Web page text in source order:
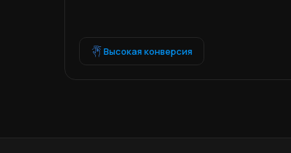
Высокая конверсия